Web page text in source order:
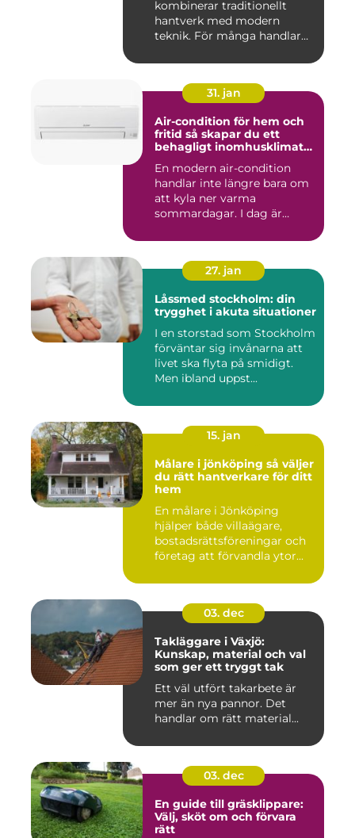
kombinerar traditionellt
hantverk med modern
teknik. För många handlar
31. jan
Air-condition för hem och
fritid så skapar du ett
behagligt inomhusklimat
En modern air-condition
handlar inte längre bara om
att kyla ner varma
sommardagar. I dag är
27. jan
Låssmed stockholm: din
trygghet i akuta situationer
I en storstad som Stockholm
förväntar sig invånarna att
livet ska flyta på smidigt.
Men ibland uppst...
15. jan
Målare i jönköping så väljer
du rätt hantverkare för ditt
hem
En målare i Jönköping
hjälper både villaägare,
bostadsrättsföreningar och
företag att förvandla ytor...
03. dec
Takläggare i Växjö:
Kunskap, material och val
som ger ett tryggt tak
Ett väl utfört takarbete är
mer än nya pannor. Det
handlar om rätt material...
03. dec
En guide till gräsklippare:
Välj, sköt om och förvara
rätt